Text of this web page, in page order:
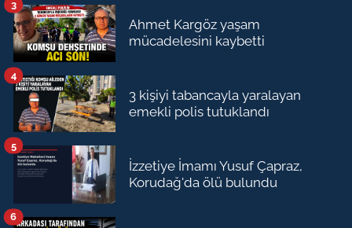
Ahmet Kargöz yaşam
mücadelesini kaybetti
3
3 kişiyi tabancayla yaralayan
emekli polis tutuklandı
4
İzzetiye İmamı Yusuf Çapraz,
Korudağ'da ölü bulundu
5
6